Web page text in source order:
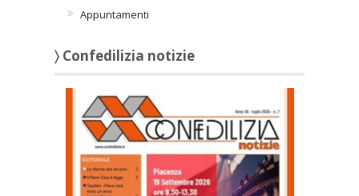
Appuntamenti
〉 Confedilizia notizie